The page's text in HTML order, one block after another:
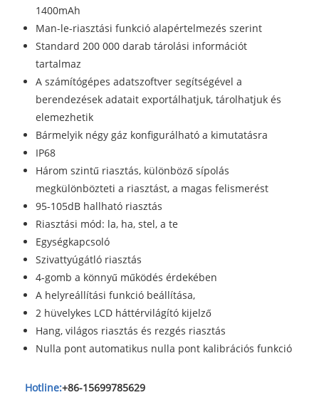
1400mAh
Man-le-riasztási funkció alapértelmezés szerint
Standard 200 000 darab tárolási információt
tartalmaz
A számítógépes adatszoftver segítségével a
berendezések adatait exportálhatjuk, tárolhatjuk és
elemezhetik
Bármelyik négy gáz konfigurálható a kimutatásra
IP68
Három szintű riasztás, különböző sípolás
megkülönbözteti a riasztást, a magas felismerést
95-105dB hallható riasztás
Riasztási mód: la, ha, stel, a te
Egységkapcsoló
Szivattyúgátló riasztás
4-gomb a könnyű működés érdekében
A helyreállítási funkció beállítása,
2 hüvelykes LCD háttérvilágító kijelző
Hang, világos riasztás és rezgés riasztás
Nulla pont automatikus nulla pont kalibrációs funkció
Hotline:+86-15699785629